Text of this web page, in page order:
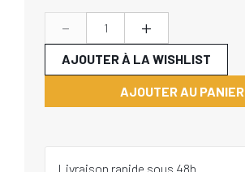
- +
AJOUTER AU PANIER
AJOUTER À LA WISHLIST
Livraison rapide sous 48h